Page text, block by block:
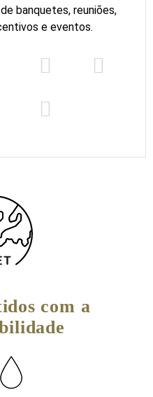
banquetes, reuniões,
e eventos.
com a